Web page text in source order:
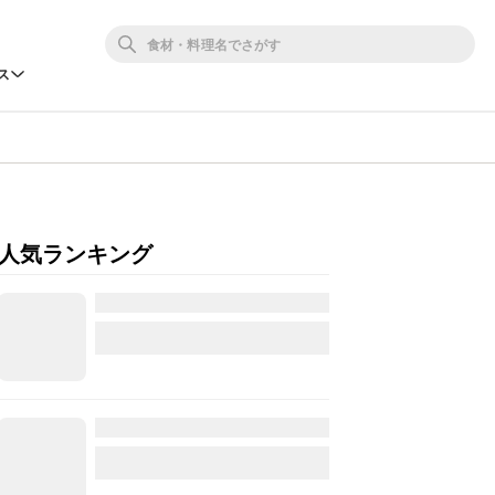
人気ランキング